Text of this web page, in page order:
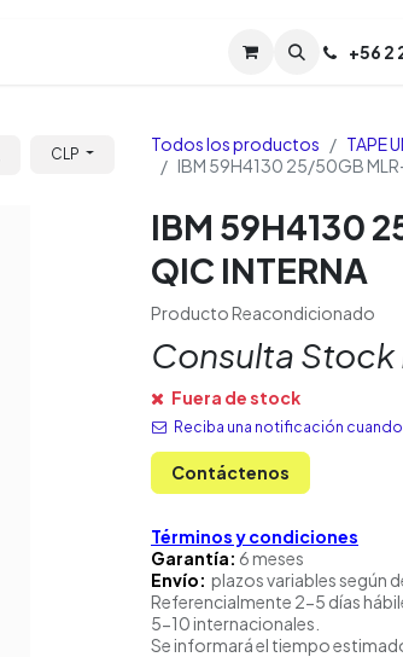
Soporte TPM (CL) +56 2
CLP Todos los productos
TAPE
IBM 59H4130 25/50GB
IBM 59H4130
QIC INTERNA
Producto Reacondicionado
Consulta
Fuera de stock
Reciba una notificación
Contáctenos
Términos y condiciones
Garantía: 6 meses
Envío: plazos variables según
Referencialmente 2-5 días
5-10 internacionales.
Se informará el tiempo